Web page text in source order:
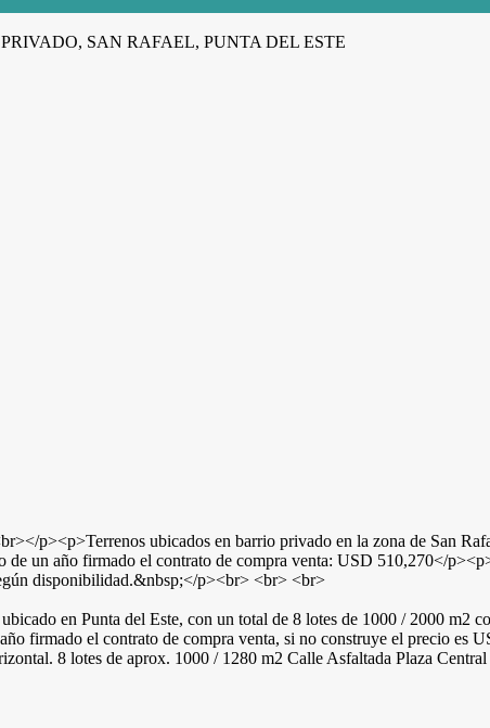
SAN RAFAEL, PUNTA DEL ESTE
ubicados en barrio privado en la zona de San
un año firmado el contrato de compra venta: USD 510,270</
disponibilidad.&nbsp;</p><br> <br> <br>
en Punta del Este, con un total de 8 lotes de 1000 / 2000 m2
firmado el contrato de compra venta, si no construye el precio es
8 lotes de aprox. 1000 / 1280 m2 Calle Asfaltada Plaza